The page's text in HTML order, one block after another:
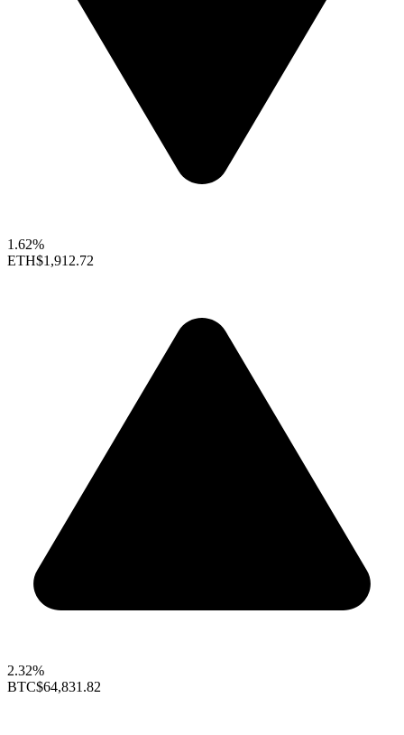
1.62%
ETH$1,912.72
2.32%
BTC$64,831.82